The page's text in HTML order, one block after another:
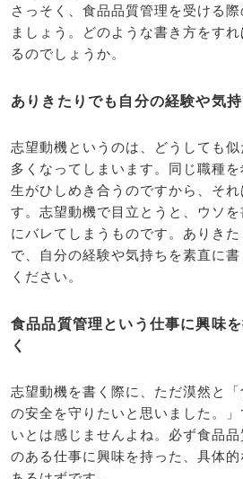
さっそく、食品品質管理を受ける
ましょう。どのような書き方をす
るのでしょうか。
ありきたりでも自分の経験や気
志望動機というのは、どうしても
多くなってしまいます。同じ職種
生がひしめき合うのですから、そ
す。志望動機で目立とうと、ウソ
にバレてしまうものです。ありき
で、自分の経験や気持ちを素直に
ください。
食品品質管理という仕事に興味
く
志望動機を書く際に、ただ漠然と
の安全を守りたいと思いました。
いとは感じませんよね。必ず食品
のある仕事に興味を持った、具体